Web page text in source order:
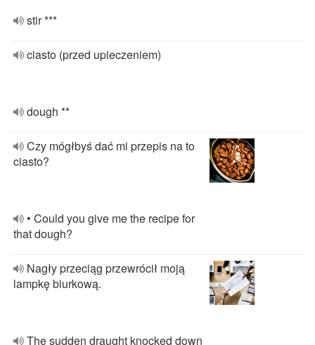
stir ***
ciasto (przed upieczeniem)
dough **
Czy mógłbyś dać mi przepis na to
ciasto?
• Could you give me the recipe for
that dough?
Nagły przeciąg przewrócił moją
lampkę biurkową.
The sudden draught knocked down